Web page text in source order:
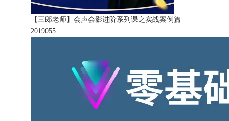
【三郎老师】会声会影进阶系列课之实战案例篇
2019055